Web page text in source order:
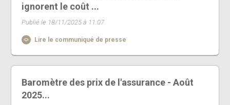
ignorent le coût ...
Publié le 18/11/2025 à 11:07
Lire le communiqué de presse
Baromètre des prix de l'assurance - Août
2025...